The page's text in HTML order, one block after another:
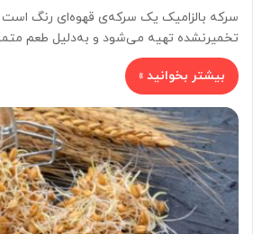
سرکه بالزامیک یک سرکه‌ی قهوه‌ای رنگ است
تخمیرنشده تهیه می‌شود و به‌دلیل طعم
بیشتر بخوانید »